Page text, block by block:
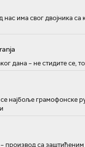
нас има свог двојника са
дана – не стидите се,
најбоље грамофонске
производ са